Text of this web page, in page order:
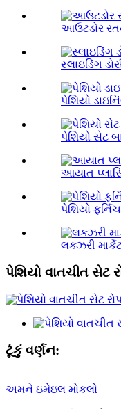
આઉટડોર
સ્લાઇડિંગ
પેશિયો
પેશિયો સેટ
આયાત
પેશિયો
લક્ઝરી
પેશિયો વાતચીત સેટ
ટૂંકું વર્ણન:
અમને ઇમેઇલ મોકલો